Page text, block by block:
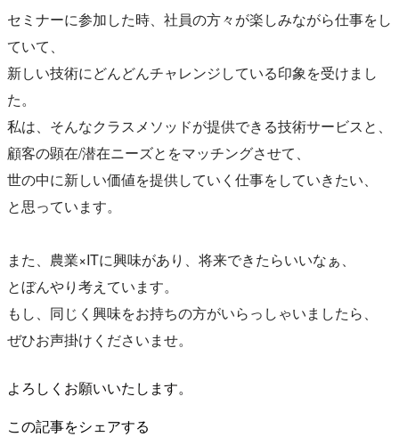
セミナーに参加した時、 社員の方々が楽しみながら仕事をし
ていて、
新しい技術にどんどんチャレンジしている印象を受けまし
た。
私は、そんなクラスメソッドが提供できる技術サービスと、
顧客の顕在/潜在ニーズとをマッチングさせて、
世の中に新しい価値を提供していく仕事をしていきたい、
と思っています。
また、農業×ITに興味があり、将来できたらいいなぁ、
とぼんやり考えています。
もし、同じく興味をお持ちの方がいらっしゃいましたら、
ぜひお声掛けくださいませ。
よろしくお願いいたします。
この記事をシェアする